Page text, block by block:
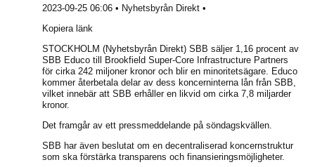
2023-09-25 06:06 • Nyhetsbyrån Direkt •
Kopiera länk
STOCKHOLM (Nyhetsbyrån Direkt) SBB säljer 1,16 procent av
SBB Educo till Brookfield Super-Core Infrastructure Partners
för cirka 242 miljoner kronor och blir en minoritetsägare. Educo
kommer återbetala delar av dess koncerninterna lån från SBB,
vilket innebär att SBB erhåller en likvid om cirka 7,8 miljarder
kronor.
Det framgår av ett pressmeddelande på söndagskvällen.
SBB har även beslutat om en decentraliserad koncernstruktur
som ska förstärka transparens och finansieringsmöjligheter.